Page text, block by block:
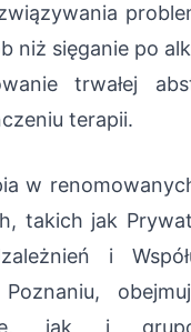
niż sięganie po
trwałej
terapii.
w
takich jak
i